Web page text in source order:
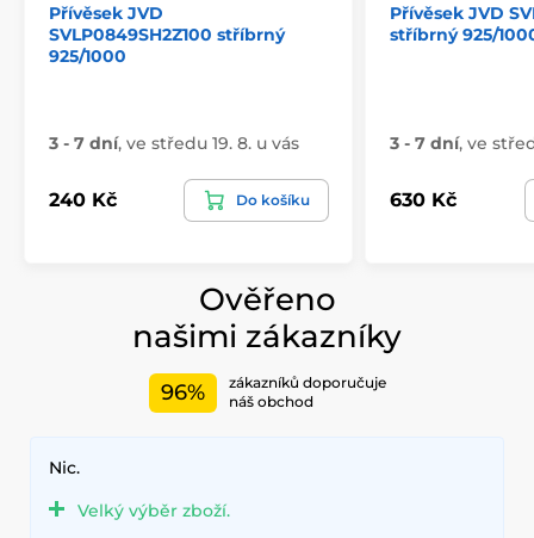
Přívěsek JVD
SVLP0849SH2Z100 stříbrný
925/1000
3 - 7 dní, ve středu 19. 8. u vás
240 Kč Do košíku
Přívěsek JVD
stříbrný 925/
3 - 7 dní, ve
630 Kč
Ověřeno
našimi zákazníky
96%
zákazníků doporučuje
náš obchod
Nic.
Velký výběr zboží.